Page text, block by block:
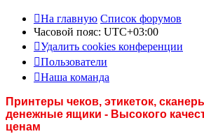
На главную Список форумов
Часовой пояс: UTC+03:00
Удалить cookies конференции
Пользователи
Наша команда
Принтеры чеков, этикеток,
денежные ящики - Высокого
ценам